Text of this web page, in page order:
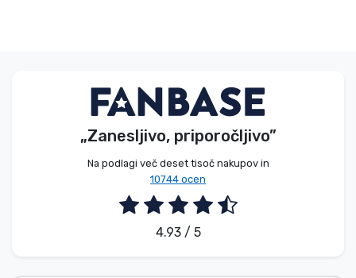
„Zanesljivo, priporočljivo”
Na podlagi več deset tisoč nakupov in
10744 ocen
4.93 / 5